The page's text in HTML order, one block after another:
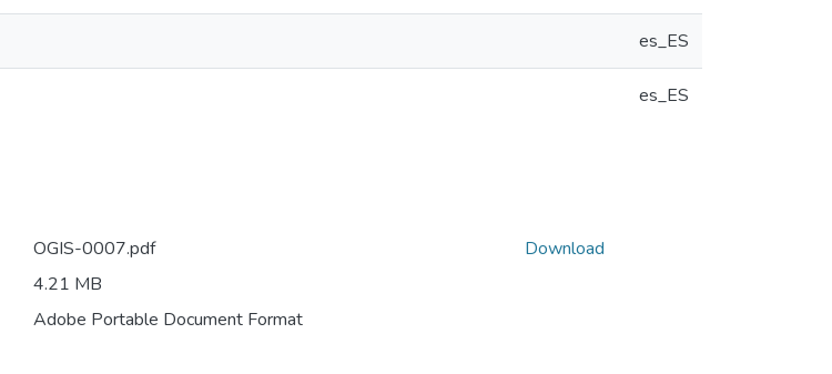
es_ES
es_ES
OGIS-0007.pdf
4.21 MB
Adobe Portable Document Format
Download